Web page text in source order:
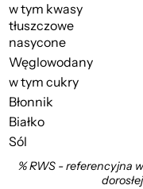
w tym kwasy
tłuszczowe
nasycone
Węglowodany
w tym cukry
Błonnik
Białko
Sól
% RWS - referencyjna